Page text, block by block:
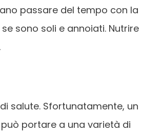
passare del tempo con la
sono soli e annoiati. Nutrire
salute. Sfortunatamente, un
portare a una varietà di